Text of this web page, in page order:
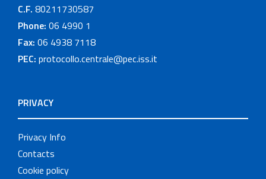
C.F. 80211730587
Phone: 06 4990 1
Fax: 06 4938 7118
PEC: protocollo.centrale@pec.iss.it
PRIVACY
Privacy Info
Contacts
Cookie policy